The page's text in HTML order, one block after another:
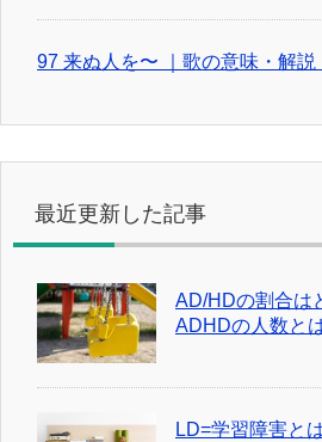
97 来ぬ人を〜 ｜歌の意味・解説
最近更新した記事
AD/HDの割合は
ADHDの人数と
LD=学習障害と